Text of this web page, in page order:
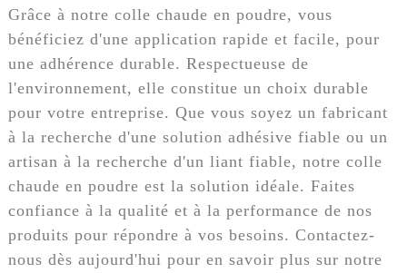
Grâce à notre colle chaude en poudre, vous
bénéficiez d'une application rapide et facile, pour
une adhérence durable. Respectueuse de
l'environnement, elle constitue un choix durable
pour votre entreprise. Que vous soyez un fabricant
à la recherche d'une solution adhésive fiable ou un
artisan à la recherche d'un liant fiable, notre colle
chaude en poudre est la solution idéale. Faites
confiance à la qualité et à la performance de nos
produits pour répondre à vos besoins. Contactez-
nous dès aujourd'hui pour en savoir plus sur notre